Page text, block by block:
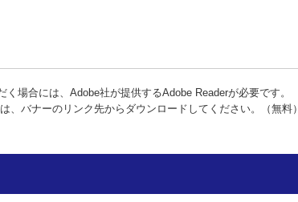
く場合には、Adobe社が提供するAdobe Readerが必要です。
、バナーのリンク先からダウンロードしてください。（無料）